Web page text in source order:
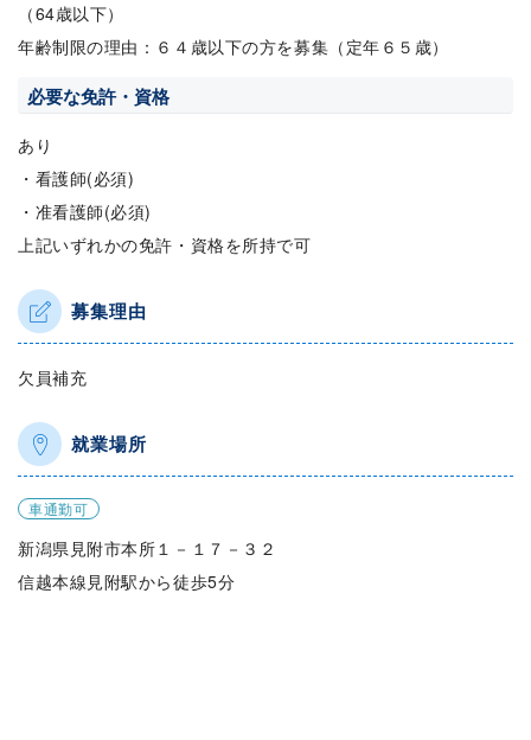
（64歳以下）
年齢制限の理由：６４歳以下の方を募集（定年６５歳）
必要な免許・資格
あり
・看護師(必須)
・准看護師(必須)
上記いずれかの免許・資格を所持で可
募集理由
欠員補充
就業場所
車通勤可
新潟県見附市本所１－１７－３２
信越本線見附駅から徒歩5分